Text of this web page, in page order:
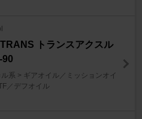
トランスアクスル
90
系 > ギアオイル／ミッションオイ
／デフオイル